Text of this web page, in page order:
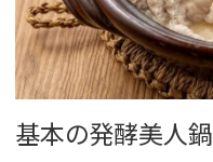
基本の発酵美人鍋